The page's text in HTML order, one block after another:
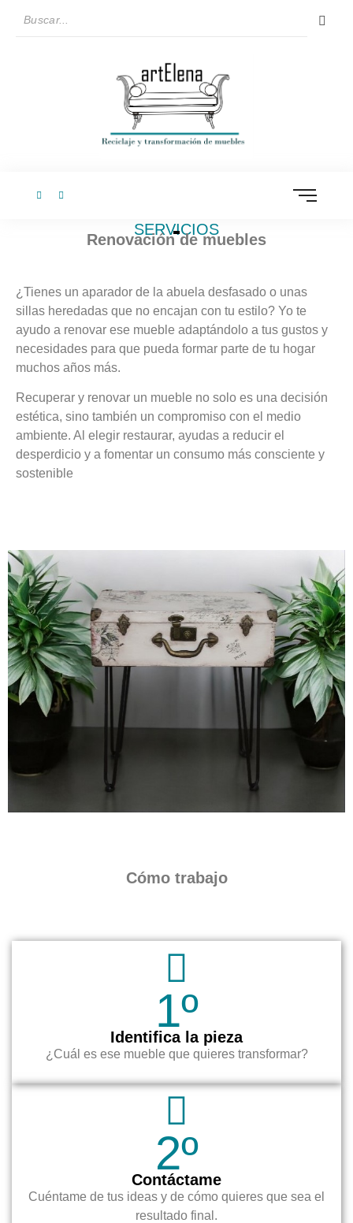
SERVICIOS
Renovación de muebles
¿Tienes un aparador de la abuela desfasado o unas
sillas heredadas que no encajan con tu estilo? Yo te
ayudo a renovar ese mueble adaptándolo a tus gustos y
necesidades para que pueda formar parte de tu hogar
muchos años más.
Recuperar y renovar un mueble no solo es una decisión
estética, sino también un compromiso con el medio
ambiente. Al elegir restaurar, ayudas a reducir el
desperdicio y a fomentar un consumo más consciente y
sostenible
Cómo trabajo
1º
Identifica la pieza
¿Cuál es ese mueble que quieres transformar?
2º
Contáctame
Cuéntame de tus ideas y de cómo quieres que sea el
resultado final.